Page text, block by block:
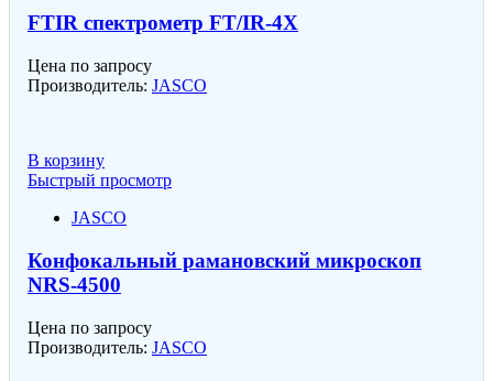
FTIR спектрометр FT/IR-4X
Цена по запросу
Производитель: JASCO
В корзину
Быстрый просмотр
JASCO
Конфокальный рамановский микроскоп
NRS-4500
Цена по запросу
Производитель: JASCO